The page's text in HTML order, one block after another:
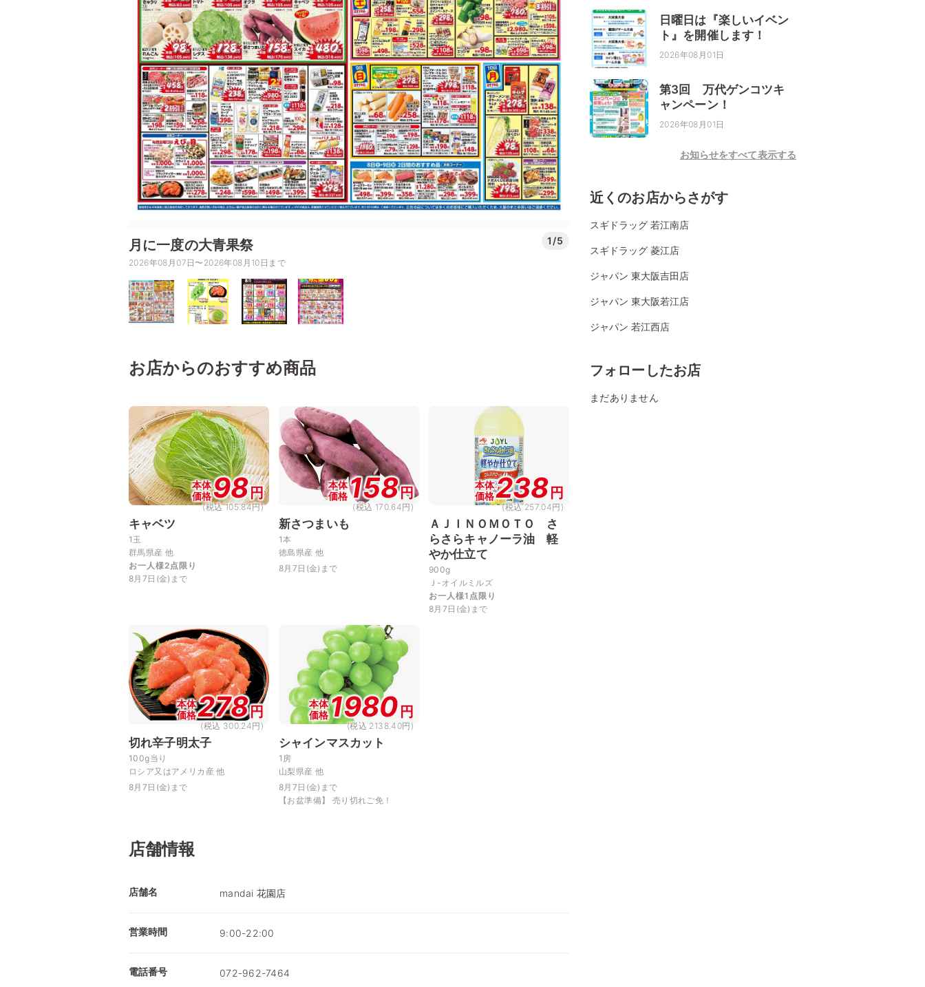
月に一度の大青果祭 1/5
2026年08月07日〜2026年08月10日まで
お店からのおすすめ商品
本体
価格98 円
(税込 105.84円)
キャベツ
1玉
群馬県産 他
お一人様2点限り
8月7日(金)まで
本体
価格158円
(税込 170.64円)
新さつまいも
1本
徳島県産 他
8月7日(金)まで
本体
価格238 円
(税込 257.04円)
ＡＪＩＮＯＭＯＴＯ さ
らさらキャノーラ油 軽
やか仕立て
900g
Ｊ-オイルミルズ
お一人様1点限り
8月7日(金)まで
本体
価格278円
(税込 300.24円)
切れ辛子明太子
100g当り
ロシア又はアメリカ産 他
8月7日(金)まで
本体
価格1980 円
(税込 2138.40円)
シャインマスカット
1房
山梨県産 他
8月7日(金)まで
【お盆準備】 売り切れご免！
店舗情報
店舗名 mandai 花園店
営業時間 9:00-22:00
電話番号 072-962-7464
日曜日は『楽しいイベン
ト』を開催します！
2026年08月01日
第3回 万代ゲンコツキ
ャンペーン！
2026年08月01日
お知らせをすべて表示する
近くのお店からさがす
スギドラッグ 若江南店
スギドラッグ 菱江店
ジャパン 東大阪吉田店
ジャパン 東大阪若江店
ジャパン 若江西店
フォローしたお店
まだありません